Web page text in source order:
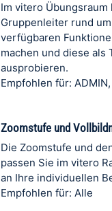
Im vitero Übungsraum
Gruppenleiter rund
verfügbaren
machen und diese als
ausprobieren.
Empfohlen für: ADMIN,
Zoomstufe und
Die Zoomstufe und
passen Sie im vitero
an Ihre individuellen
Empfohlen für: Alle